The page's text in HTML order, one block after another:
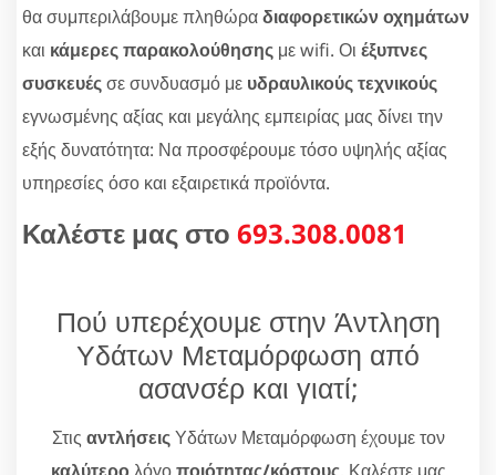
θα συμπεριλάβουμε πληθώραδιαφορετικών οχημάτων
και κάμερες παρακολούθησης με wifi. Οι έξυπνες
συσκευέςσε συνδυασμό με υδραυλικούς τεχνικούς
εγνωσμένης αξίας και μεγάλης εμπειρίας μας δίνει την
εξής δυνατότητα: Να προσφέρουμε τόσο υψηλής αξίας
υπηρεσίες όσο και εξαιρετικά προϊόντα.
Καλέστε μας στο 693.308.0081
Πού υπερέχουμε στην Άντληση
Υδάτων Μεταμόρφωση από
ασανσέρ και γιατί;
Στις αντλήσειςΥδάτων Μεταμόρφωση έχουμε τον